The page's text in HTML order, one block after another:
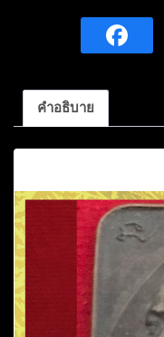
ทองแดง
ปี2521
ถ้ำ
ดำรง
ธรรม
จ.สกลนคร
ชิ้น
คำอธิบาย